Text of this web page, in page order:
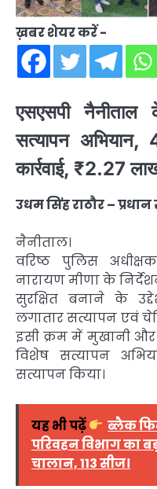
ख़बर शेयर करें -
एसएसपी
सत्यापन
कार्रवाई, ₹2.27
उधम सिंह राठौर –
नैनीताल।
वरिष्ठ पुलिस
नारायण मीणा के
सुरक्षित बनाने के
लगातार सत्यापन एवं
इसी क्रम में मुखानी और
विशेष सत्यापन
सत्यापन किया।
यह भी पढ़ें
ब्लैक
परिवहन विभाग का
चालान, 113 सीज।